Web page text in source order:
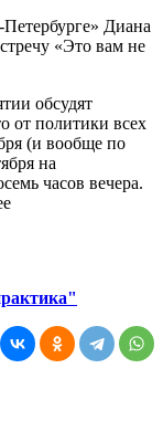
Диана
«Это вам не
обсудят
от политики всех
(и вообще по
на
часов вечера.